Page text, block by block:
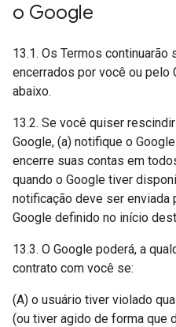
o Google
13.1. Os Termos
encerrados por você ou pelo
abaixo.
13.2. Se você quiser
Google, (a) notifique o
encerre suas contas em
quando o Google tiver
notificação deve ser
Google definido no início
13.3. O Google poderá, a
contrato com você se:
(A) o usuário tiver violado
(ou tiver agido de forma que